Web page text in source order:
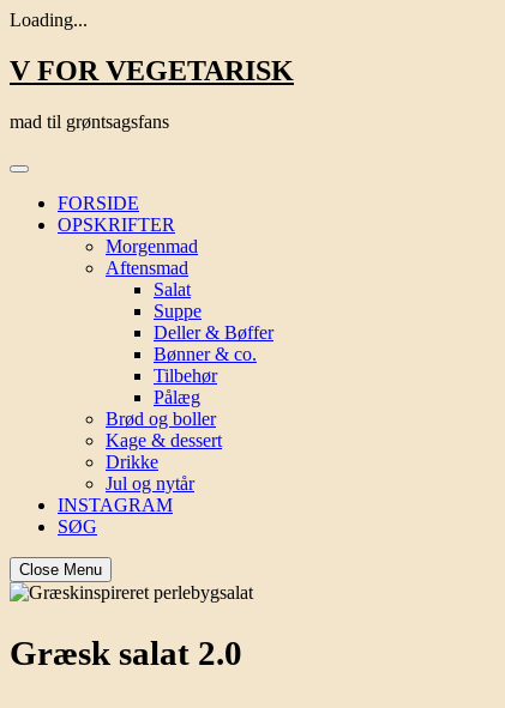
Loading...
Skip
to
V FOR VEGETARISK
mad til grøntsagsfans
FORSIDE
OPSKRIFTER
Morgenmad
Aftensmad
Salat
Suppe
Deller & Bøffer
Bønner & co.
Tilbehør
Pålæg
Brød og boller
Kage & dessert
Drikke
Jul og nytår
INSTAGRAM
SØG
Close Menu
Græsk salat 2.0